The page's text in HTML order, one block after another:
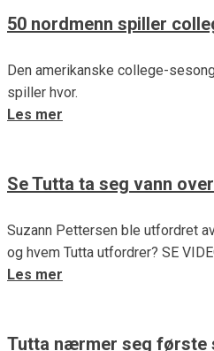
50 nordmenn spiller
Den amerikanske college-
spiller hvor.
Les mer
Se Tutta ta seg vann
Suzann Pettersen ble utfordret
og hvem Tutta utfordrer? SE
Les mer
Tutta nærmer seg første